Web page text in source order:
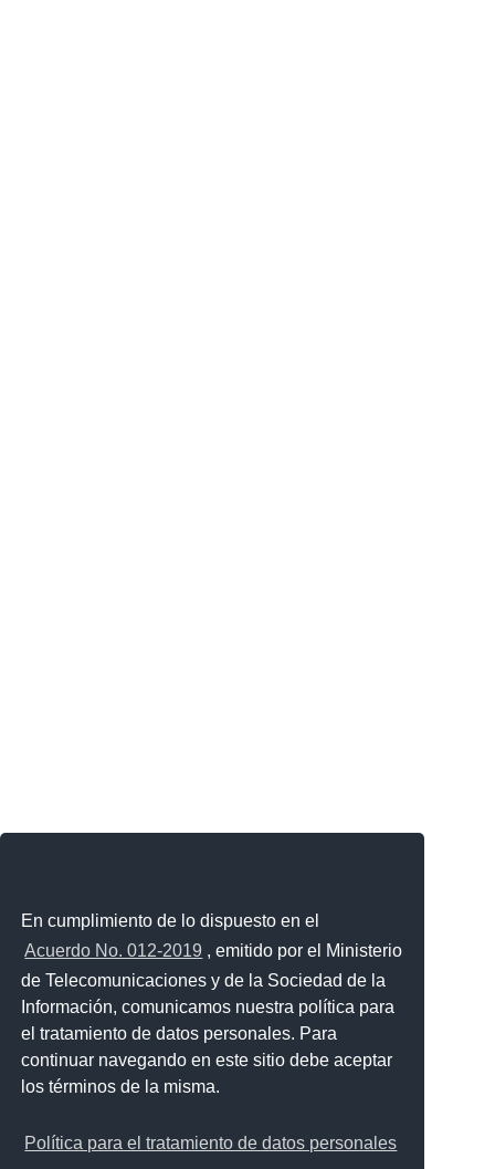
En cumplimiento de lo dispuesto en el
Acuerdo No. 012-2019 , emitido por el Ministerio
de Telecomunicaciones y de la Sociedad de la
Información, comunicamos nuestra política para
el tratamiento de datos personales. Para
continuar navegando en este sitio debe aceptar
los términos de la misma.
Política para el tratamiento de datos personales